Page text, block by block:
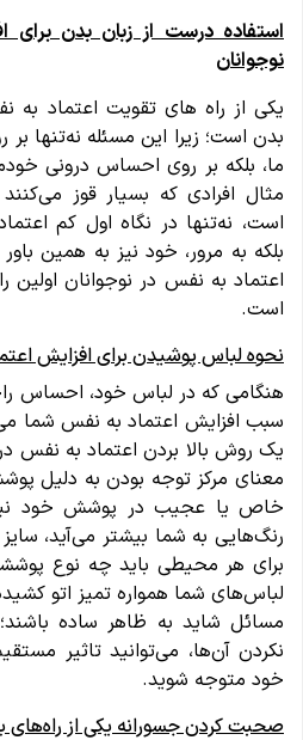
استفاده درست از زبان بدن
نوجوانان
یکی از راه های تقویت اعتماد به
بدن است؛ زیرا این مسئله نه‌تنها بر
ما، بلکه بر روی احساس درونی
مثال افرادی که بسیار قوز
است، نه‌تنها در نگاه اول کم
بلکه به مرور، خود نیز به همین
اعتماد به نفس در نوجوانان اولین
است.
نحوه لباس پوشیدن برای افزایش
هنگامی که در لباس خود، احساس
سبب افزایش اعتماد به نفس شما
یک روش بالا بردن اعتماد به
معنای مرکز توجه بودن به دلیل
خاص یا عجیب در پوشش خود
رنگ‌هایی به شما بیشتر می‌آید،
برای هر محیطی باید چه نوع
لباس‌های شما همواره تمیز اتو
مسائل شاید به ظاهر ساده
نکردن آن‌ها، می‌توانید تاثیر
خود متوجه شوید.
صحبت کردن جسورانه یکی از راه‌های